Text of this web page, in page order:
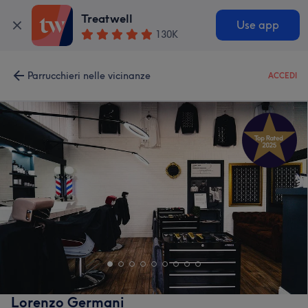
Treatwell
130K
Use app
Parrucchieri nelle vicinanze ACCEDI
Lorenzo Germani